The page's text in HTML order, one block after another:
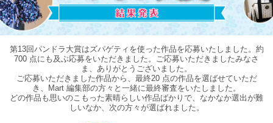
第13回パンドラ大賞はズパゲティを使った作品を応募いたしました。約
700 点にも及ぶ応募をいただきました。ご応募いただきましたみなさ
ま、ありがとうございました。
ご応募いただきました作品から、最終20 点の作品を選ばせていただ
き、Mart 編集部の方々と一緒に最終審査をいたしました。
どの作品も思いのこもった素晴らしい作品ばかりで、なかなか選出が難
しいなか、次の方々が選ばれました。